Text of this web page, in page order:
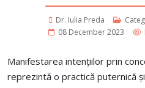
Dr. Iulia Preda
08 December 2023
Manifestarea intențiilor prin
reprezintă o practică puternică